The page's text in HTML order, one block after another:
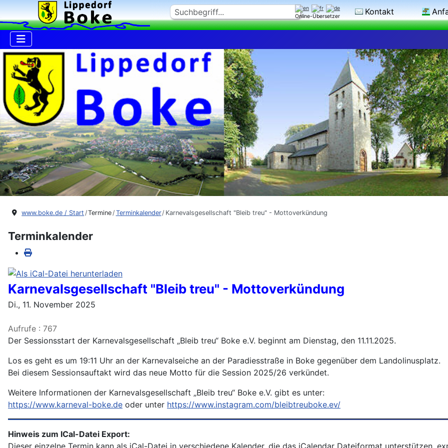
Suchen
Online-Übersetzer Kontakt
www.boke.de / Start Termine Terminkalender Karnevalsgesellschaft "Bleib treu" - Mottoverkündung
Terminkalender
Karnevalsgesellschaft "Bleib treu" - Mottoverkündung
Di., 11. November 2025
Aufrufe : 767
Der Sessionsstart der Karnevalsgesellschaft „Bleib treu“ Boke e.V. beginnt am Dienstag, den 11.11.2025.
Los es geht es um 19:11 Uhr an der Karnevalseiche an der Paradiesstraße in Boke gegenüber dem Landolinusplatz.
Bei diesem Sessionsauftakt wird das neue Motto für die Session 2025/26 verkündet.
Weitere Informationen der Karnevalsgesellschaft „Bleib treu“ Boke e.V. gibt es unter:
https://www.karneval-boke.de oder unter https://www.instagram.com/bleibtreuboke.ev/
Hinweis zum ICal-Datei Export:
Dieser einzelne Termin kann als iCal-Datei in verschiedene Kalender, die das iCalendar Dateiformat unterstützen,